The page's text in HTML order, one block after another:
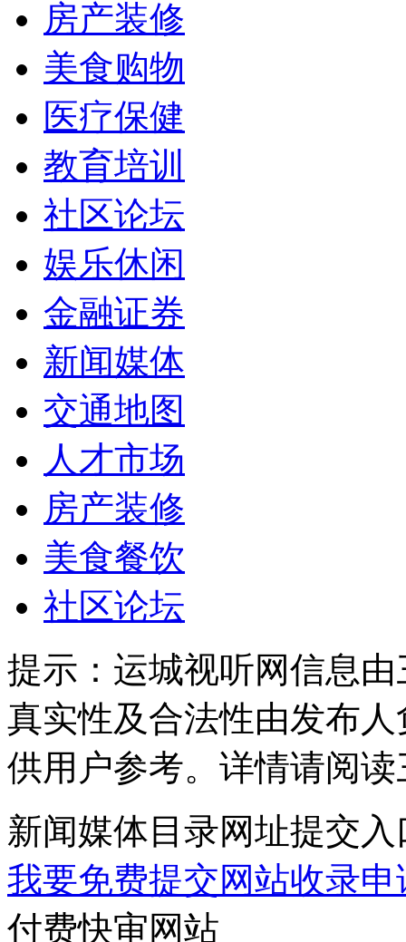
房产装修
美食购物
医疗保健
教育培训
社区论坛
娱乐休闲
金融证券
新闻媒体
交通地图
人才市场
房产装修
美食餐饮
社区论坛
提示： 运城视听网信息
真实性及合法性由发布
供用户参考。详情请阅
新闻媒体目录网址提交入
我要免费提交网站收录申
付费快审网站